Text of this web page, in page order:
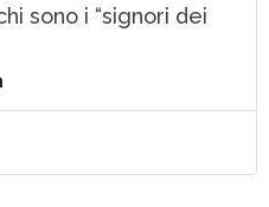
sono i “signori dei